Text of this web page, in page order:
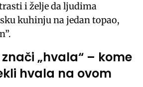
i želje da ljudima
kuhinju na jedan topao,
„hvala“ – kome
hvala na ovom